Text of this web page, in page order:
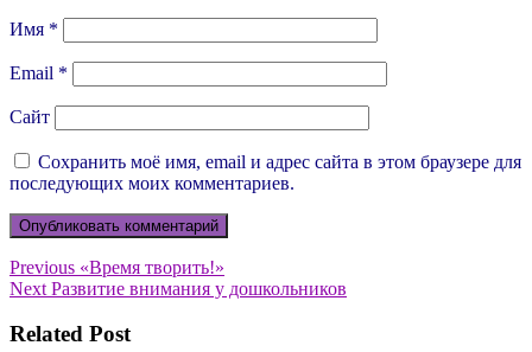
Имя *
Email *
Сайт
Сохранить моё имя, email и адрес сайта в этом браузере для
последующих моих комментариев.
Навигация
по
записям
Previous Previous
post:
«Время творить!»
Next Next
Развитие внимания у дошкольников
Related Post